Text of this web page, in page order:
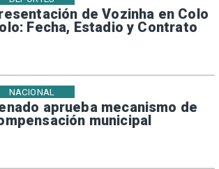
de Vozinha en Colo
Fecha, Estadio y Contrato
aprueba mecanismo de
municipal
NACIONAL